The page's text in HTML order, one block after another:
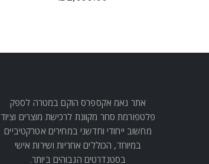
אתר נאמ אקספרס הוקם במטרה לספק
פלטפורמת סחר מקוונת לרכישת מוצרים וציוד
מחשוב ייחודי וחדשני במחירים אטרקטיביים
במיוחד, הכוללים אחריות ושירות אישי
בסטנדרטים הגבוהים ביותר.